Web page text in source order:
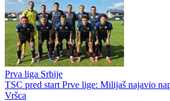
Prva liga Srbije
TSC pred start Prve lige: Milijaš najavio
Vršca